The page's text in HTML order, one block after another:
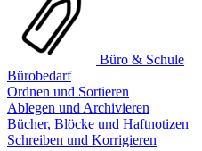
Büro & Schule
Bürobedarf
Ordnen und Sortieren
Ablegen und Archivieren
Bücher, Blöcke und Haftnotizen
Schreiben und Korrigieren